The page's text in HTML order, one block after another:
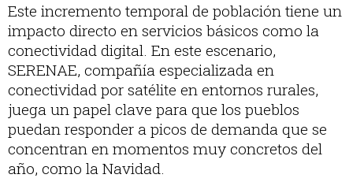
Este incremento temporal de población tiene un
impacto directo en servicios básicos como la
conectividad digital. En este escenario,
SERENAE, compañía especializada en
conectividad por satélite en entornos rurales,
juega un papel clave para que los pueblos
puedan responder a picos de demanda que se
concentran en momentos muy concretos del
año, como la Navidad.